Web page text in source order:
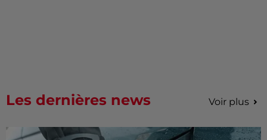
Les dernières news Voir plus